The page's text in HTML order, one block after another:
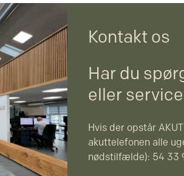
Kontakt os
Har du
eller
Hvis der opstår
akuttelefonen alle
nødstilfælde): 54 33